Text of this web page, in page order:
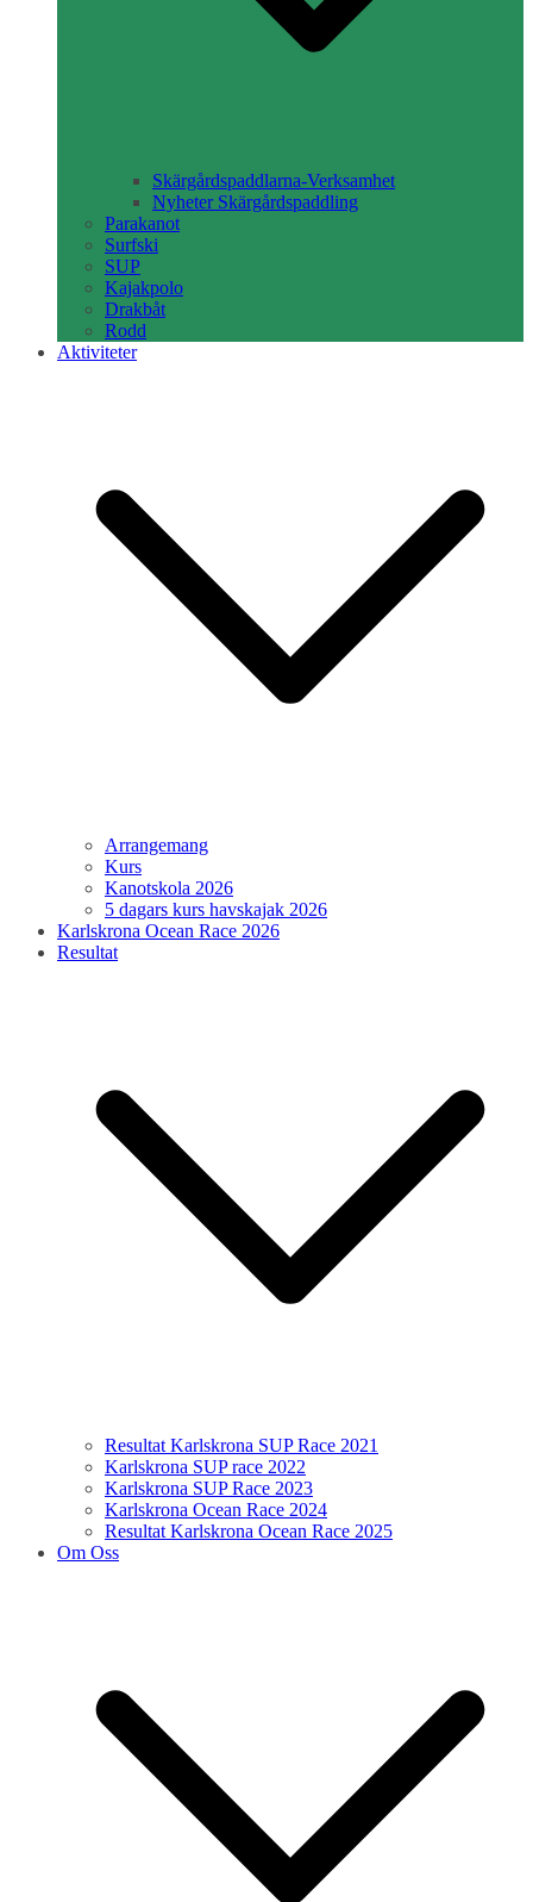
Skärgårdspaddlarna-Verksamhet
Nyheter Skärgårdspaddling
Parakanot
Surfski
SUP
Kajakpolo
Drakbåt
Rodd
Aktiviteter
Arrangemang
Kurs
Kanotskola 2026
5 dagars kurs havskajak 2026
Karlskrona Ocean Race 2026
Resultat
Resultat Karlskrona SUP Race 2021
Karlskrona SUP race 2022
Karlskrona SUP Race 2023
Karlskrona Ocean Race 2024
Resultat Karlskrona Ocean Race 2025
Om Oss